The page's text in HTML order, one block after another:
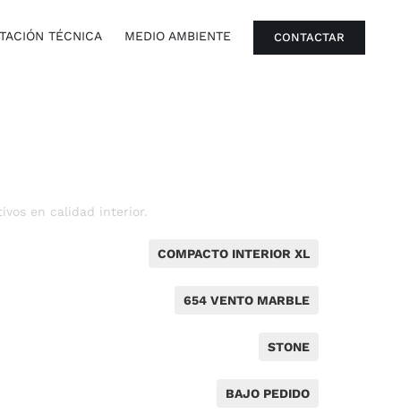
TÉCNICA MEDIO AMBIENTE CONTACTAR
en calidad interior.
COMPACTO INTERIOR XL
654 VENTO MARBLE
STONE
BAJO PEDIDO